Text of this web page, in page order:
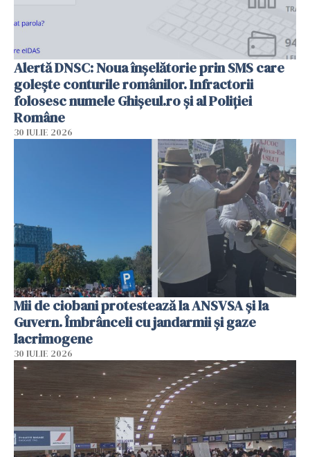
Alertă DNSC: Noua înșelătorie prin SMS care
golește conturile românilor. Infractorii
folosesc numele Ghișeul.ro și al Poliției
Române
30 IULIE 2026
Mii de ciobani protestează la ANSVSA și la
Guvern. Îmbrânceli cu jandarmii și gaze
lacrimogene
30 IULIE 2026